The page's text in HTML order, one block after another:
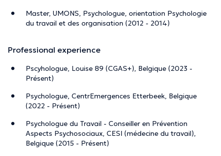
Master, UMONS, Psychologue, orientation Psychologie
du travail et des organisation (2012 - 2014)
Professional experience
Pscyhologue, Louise 89 (CGAS+), Belgique (2023 -
Présent)
Psychologue, CentrEmergences Etterbeek, Belgique
(2022 - Présent)
Psychologue du Travail - Conseiller en Prévention
Aspects Psychosociaux, CESI (médecine du travail),
Belgique (2015 - Présent)